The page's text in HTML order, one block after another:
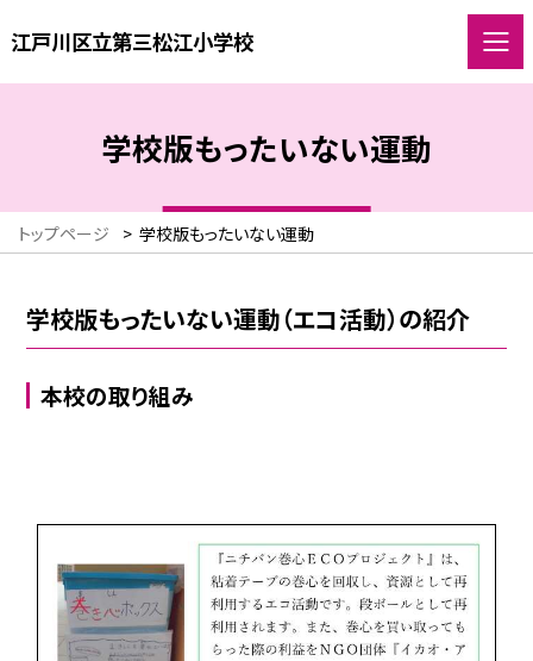
江戸川区立第三松江小学校
学校版もったいない運動
トップページ > 学校版もったいない運動
学校版もったいない運動（エコ活動）の紹介
本校の取り組み